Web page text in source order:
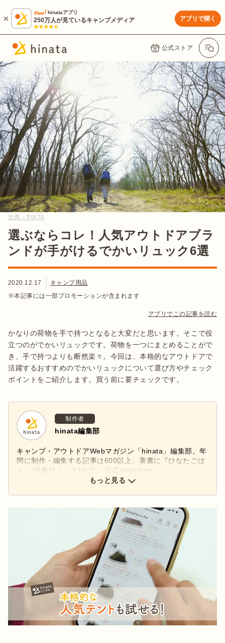
hinataアプリ
250万人が見ているキャンプメディア アプリで開く
公式ストア
出典： PIXTA
選ぶならコレ！人気アウトドアブラ
ンドが手がけるでかいリュック6選
2020.12.17
キャンプ用品
※本記事には一部プロモーションが含まれます
アプリでこの記事を読む
かなりの荷物を手で持つとなると大変だと思います。そこで役
立つのがでかいリュックです。荷物を一つにまとめることがで
き、手で持つよりも断然楽々。今回は、本格的なアウトドアで
活躍するおすすめのでかいリュックについて選び方やチェック
ポイントをご紹介します。買う前に要チェックです。
制作者
hinata編集部
キャンプ・アウトドアWebマガジン「hinata」編集部。年
間に制作・編集する記事は600以上。著書に『ひなたごは
ん』(扶桑社ムック)など。 公式Instagram：
もっと見る